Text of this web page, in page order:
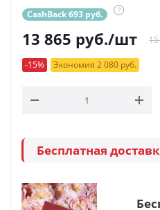
CashBack 693 руб. ?
13 865 руб./шт
-15% Экономия 2 080 руб.
Бесплатная